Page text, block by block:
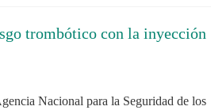
trombótico con la inyección
Nacional para la Seguridad de los